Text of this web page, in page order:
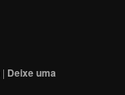
| Deixe uma